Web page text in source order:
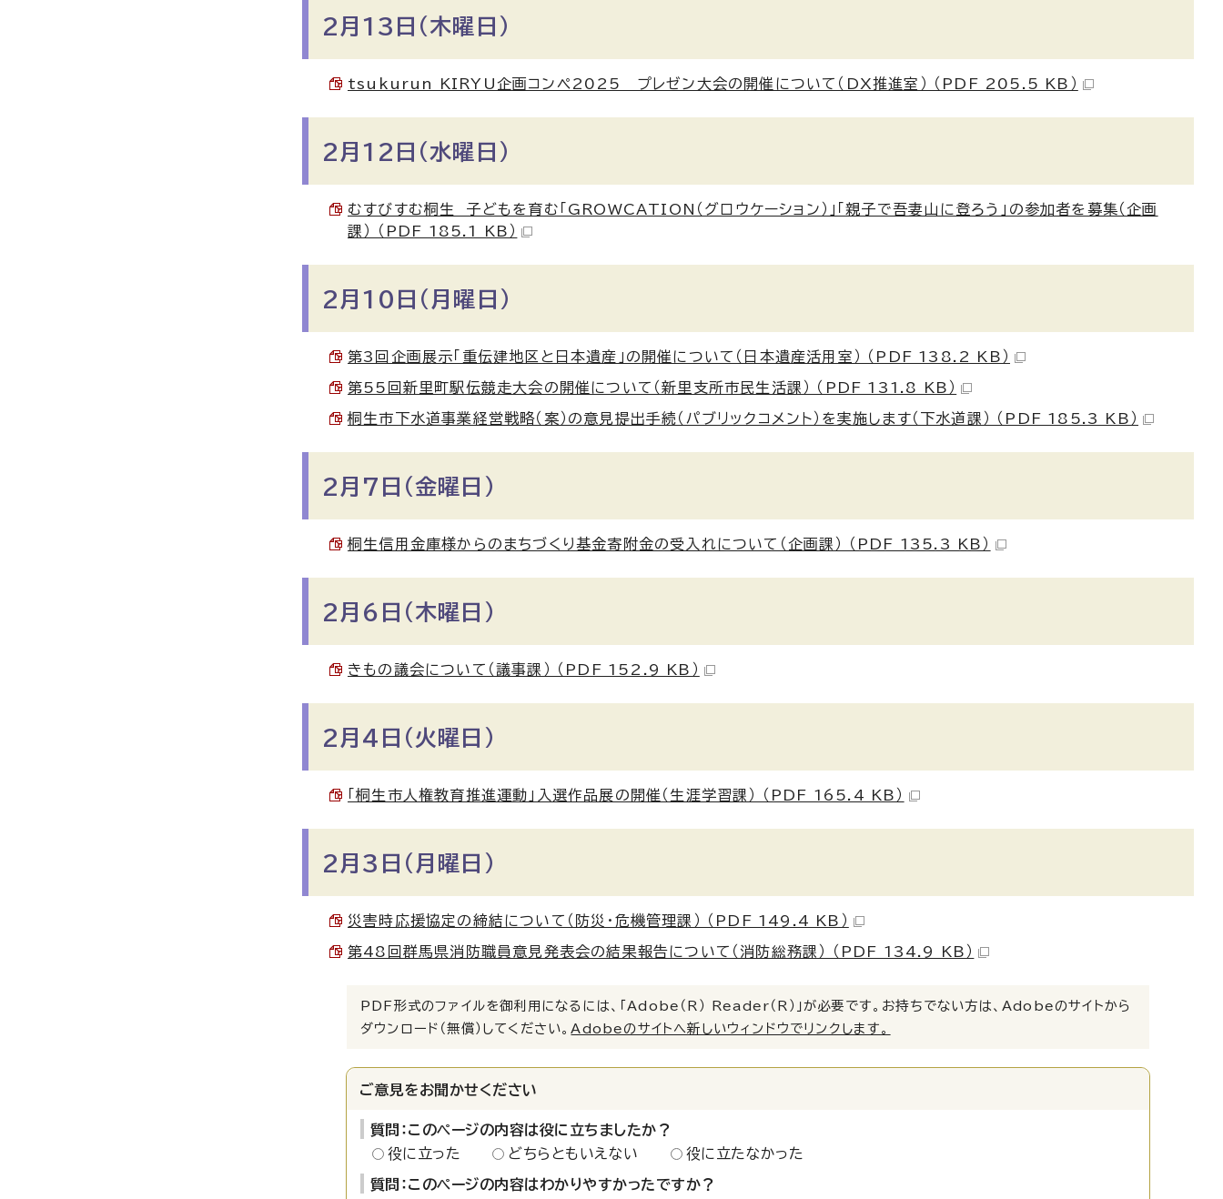
2月13日（木曜日）
tsukurun KIRYU企画コンペ2025 プレゼン大会の開催について（DX推進室） （PDF 205.5 KB）
2月12日（水曜日）
むすびすむ桐生 子どもを育む「GROWCATION（グロウケーション）」「親子で吾妻山に登ろう」の参加者を募集（企画
課） （PDF 185.1 KB）
2月10日（月曜日）
第3回企画展示「重伝建地区と日本遺産」の開催について（日本遺産活用室） （PDF 138.2 KB）
第55回新里町駅伝競走大会の開催について（新里支所市民生活課） （PDF 131.8 KB）
桐生市下水道事業経営戦略（案）の意見提出手続（パブリックコメント）を実施します（下水道課） （PDF 185.3 KB）
2月7日（金曜日）
桐生信用金庫様からのまちづくり基金寄附金の受入れについて（企画課） （PDF 135.3 KB）
2月6日（木曜日）
きもの議会について（議事課） （PDF 152.9 KB）
2月4日（火曜日）
「桐生市人権教育推進運動」入選作品展の開催（生涯学習課） （PDF 165.4 KB）
2月3日（月曜日）
災害時応援協定の締結について（防災・危機管理課） （PDF 149.4 KB）
第48回群馬県消防職員意見発表会の結果報告について（消防総務課） （PDF 134.9 KB）
PDF形式のファイルを御利用になるには、「Adobe（R） Reader（R）」が必要です。お持ちでない方は、Adobeのサイトから
ダウンロード（無償）してください。 Adobeのサイトへ新しいウィンドウでリンクします。
ご意見をお聞かせください
質問：このページの内容は役に立ちましたか？
役に立った
どちらともいえない 役に立たなかった
質問：このページの内容はわかりやすかったですか？